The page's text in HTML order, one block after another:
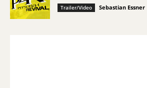
Trailer/Video Sebastian Essner